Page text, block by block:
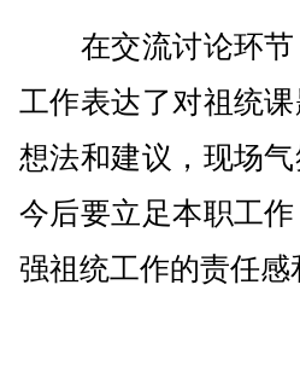
在交流讨论环节
工作表达了对祖统
想法和建议，现场
今后要立足本职工
强祖统工作的责任